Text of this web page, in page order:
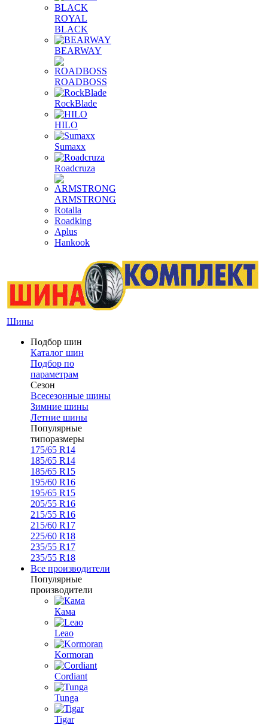
ROYAL
BLACK
BEARWAY
ROADBOSS
RockBlade
HILO
Sumaxx
Roadcruza
ARMSTRONG
Rotalla
Roadking
Aplus
Hankook
Шины
Подбор шин
Каталог шин
Подбор по
параметрам
Сезон
Всесезонные шины
Зимние шины
Летние шины
Популярные
типоразмеры
175/65 R14
185/65 R14
185/65 R15
195/60 R16
195/65 R15
205/55 R16
215/55 R16
215/60 R17
225/60 R18
235/55 R17
235/55 R18
Все производители
Популярные
производители
Кама
Leao
Kormoran
Cordiant
Tunga
Tigar